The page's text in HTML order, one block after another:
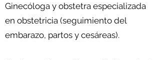
Ginecóloga y obstetra especializada
en obstetricia (seguimiento del
embarazo, partos y cesáreas).